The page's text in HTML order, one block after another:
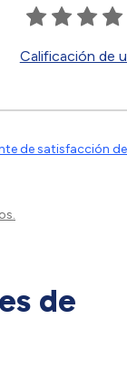
Calificación de
de satisfacción
de